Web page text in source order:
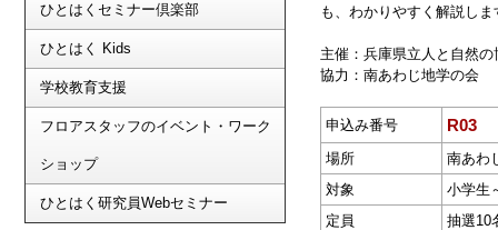
ひとはくセミナー倶楽部
ひとはく Kids
学校教育支援
フロアスタッフのイベント・ワーク
ショップ
ひとはく研究員Webセミナー
も、わかりやすく解説しま
主催：兵庫県立人と自然
協力：南あわじ地学の会
申込み番号 R03
場所
南あわ
対象
小学生
定員
抽選10